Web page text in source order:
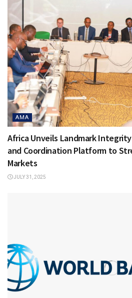
AMA
Africa Unveils Landmark
and Coordination Platform to
Markets
JULY 31, 2025